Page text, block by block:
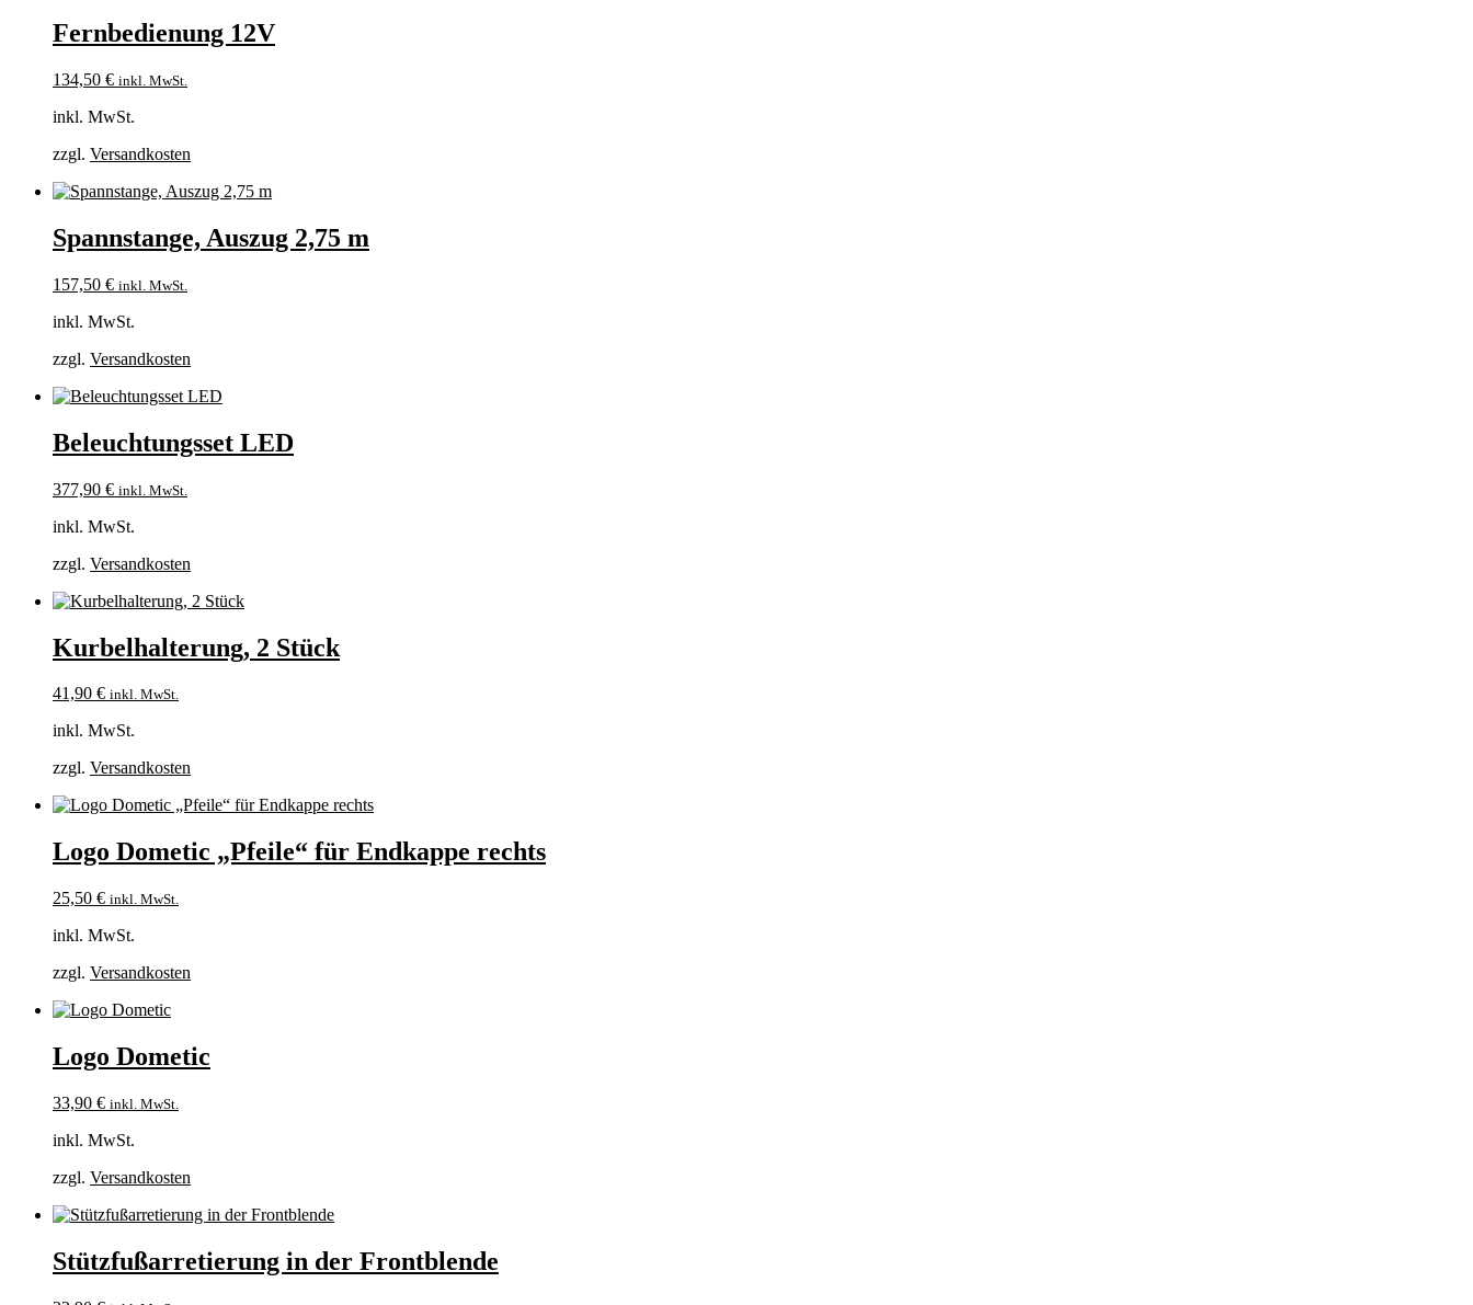
Fernbedienung 12V
134,50 € inkl. MwSt.
inkl. MwSt.
zzgl. Versandkosten
Spannstange, Auszug 2,75 m
157,50 € inkl. MwSt.
inkl. MwSt.
zzgl. Versandkosten
Beleuchtungsset LED
377,90 € inkl. MwSt.
inkl. MwSt.
zzgl. Versandkosten
Kurbelhalterung, 2 Stück
41,90 € inkl. MwSt.
inkl. MwSt.
zzgl. Versandkosten
Logo Dometic „Pfeile“ für Endkappe rechts
25,50 € inkl. MwSt.
inkl. MwSt.
zzgl. Versandkosten
Logo Dometic
33,90 € inkl. MwSt.
inkl. MwSt.
zzgl. Versandkosten
Stützfußarretierung in der Frontblende